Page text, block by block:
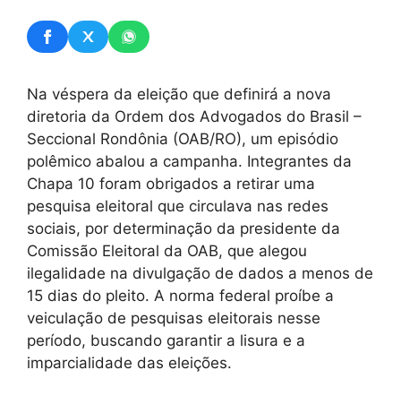
Na véspera da eleição que definirá a nova
diretoria da Ordem dos Advogados do Brasil –
Seccional Rondônia (OAB/RO), um episódio
polêmico abalou a campanha. Integrantes da
Chapa 10 foram obrigados a retirar uma
pesquisa eleitoral que circulava nas redes
sociais, por determinação da presidente da
Comissão Eleitoral da OAB, que alegou
ilegalidade na divulgação de dados a menos de
15 dias do pleito. A norma federal proíbe a
veiculação de pesquisas eleitorais nesse
período, buscando garantir a lisura e a
imparcialidade das eleições.